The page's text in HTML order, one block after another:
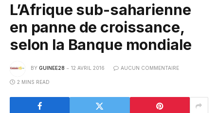
L’Afrique sub-saharienne
en panne de croissance,
selon la Banque mondiale
BY GUINEE28 12 AVRIL 2016 AUCUN COMMENTAIRE
2 MINS READ